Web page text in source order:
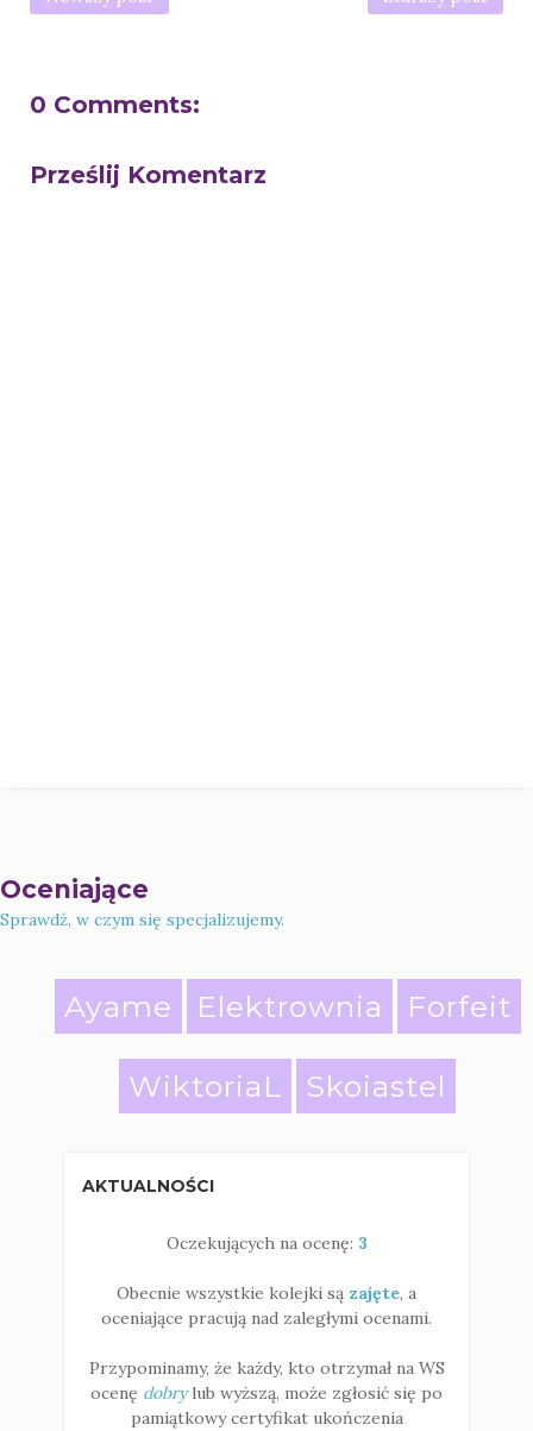
0 Comments:
Prześlij Komentarz
Oceniające
Sprawdź, w czym się specjalizujemy.
Ayame Elektrownia Forfeit
WiktoriaL Skoiastel
AKTUALNOŚCI
Oczekujących na ocenę: 3
Obecnie wszystkie kolejki są zajęte, a
oceniające pracują nad zaległymi ocenami.
Przypominamy, że każdy, kto otrzymał na WS
ocenę dobrylub wyższą, może zgłosić się po
pamiątkowy certyfikat ukończenia